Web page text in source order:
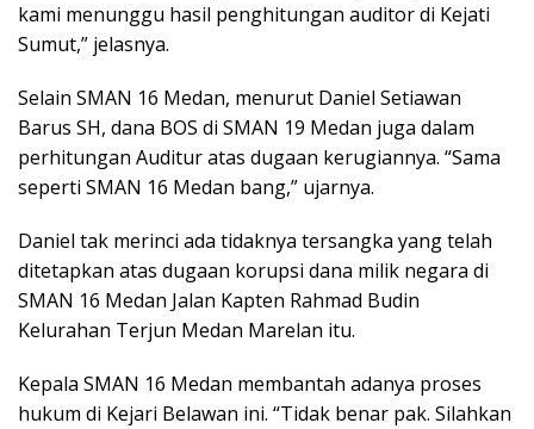
kami menunggu hasil penghitungan auditor di Kejati
Sumut,” jelasnya.
Selain SMAN 16 Medan, menurut Daniel Setiawan
Barus SH, dana BOS di SMAN 19 Medan juga dalam
perhitungan Auditur atas dugaan kerugiannya. “Sama
seperti SMAN 16 Medan bang,” ujarnya.
Daniel tak merinci ada tidaknya tersangka yang telah
ditetapkan atas dugaan korupsi dana milik negara di
SMAN 16 Medan Jalan Kapten Rahmad Budin
Kelurahan Terjun Medan Marelan itu.
Kepala SMAN 16 Medan membantah adanya proses
hukum di Kejari Belawan ini. “Tidak benar pak. Silahkan